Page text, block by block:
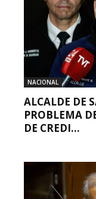
NACIONAL
ALCALDE DE
PROBLEMA
DE CREDI...